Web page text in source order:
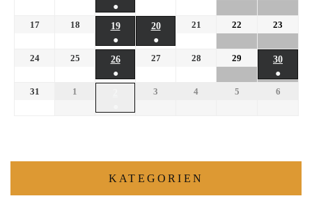
●
17 18
19
●
20
●
21 22 23
24 25
26
●
27 28 29
30
●
31 1 3 4 5 6
KATEGORIEN